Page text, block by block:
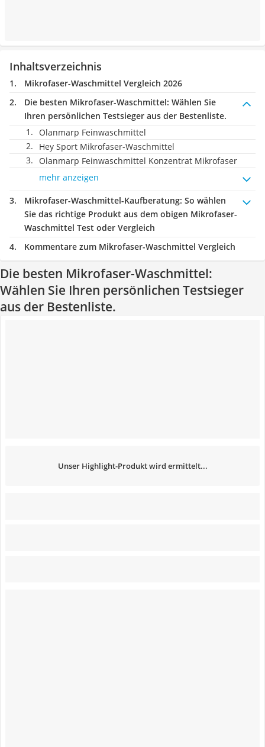
Inhaltsverzeichnis
Mikrofaser-Waschmittel Vergleich 2026
Die besten Mikrofaser-Waschmittel: Wählen Sie
Ihren persönlichen Testsieger aus der Bestenliste.
Olanmarp Feinwaschmittel
Hey Sport Mikrofaser-Waschmittel
Olanmarp Feinwaschmittel Konzentrat Mikrofaser
mehr anzeigen
Mikrofaser-Waschmittel-Kaufberatung: So wählen
Sie das richtige Produkt aus dem obigen Mikrofaser-
Waschmittel Test oder Vergleich
Kommentare zum Mikrofaser-Waschmittel Vergleich
Die besten Mikrofaser-Waschmittel:
Wählen Sie Ihren persönlichen Testsieger
aus der Bestenliste.
Unser Highlight-Produkt wird ermittelt...